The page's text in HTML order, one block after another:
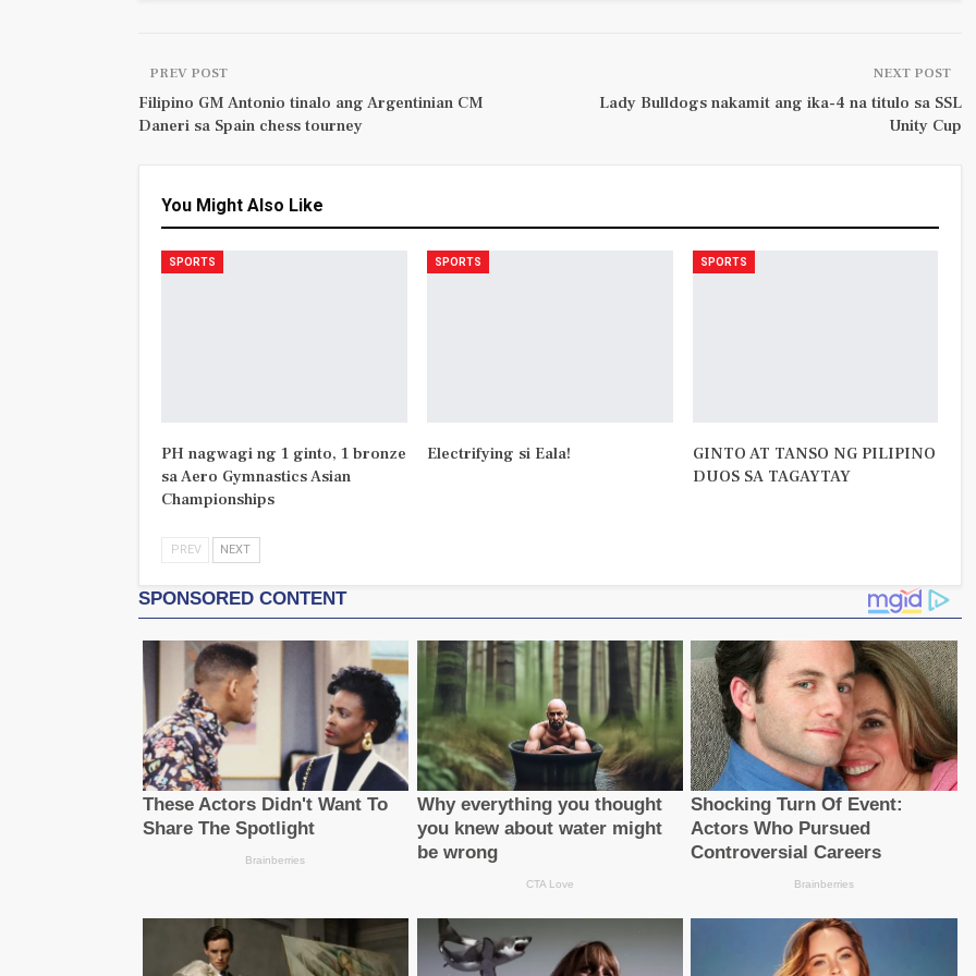
PREV POST
Filipino GM Antonio tinalo ang Argentinian CM
Daneri sa Spain chess tourney
NEXT POST
Lady Bulldogs nakamit ang ika-4 na titulo sa SSL
Unity Cup
You Might Also Like
SPORTS
PH nagwagi ng 1 ginto, 1 bronze
sa Aero Gymnastics Asian
Championships
SPORTS
Electrifying si Eala!
SPORTS
GINTO AT TANSO NG PILIPINO
DUOS SA TAGAYTAY
PREV NEXT